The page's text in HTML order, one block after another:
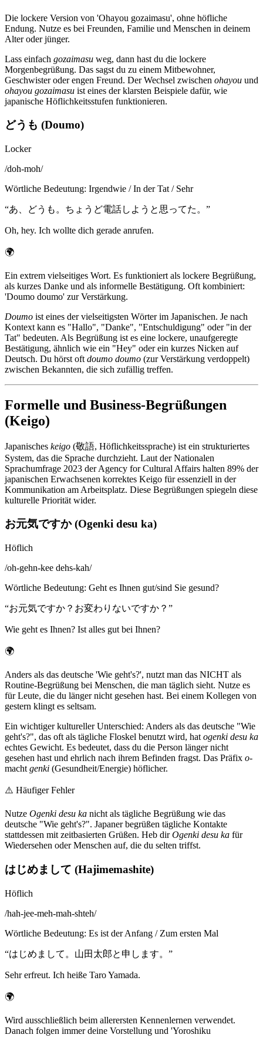
Die lockere Version von 'Ohayou gozaimasu', ohne höfliche
Endung. Nutze es bei Freunden, Familie und Menschen in deinem
Alter oder jünger.
Lass einfach gozaimasu weg, dann hast du die lockere
Morgenbegrüßung. Das sagst du zu einem Mitbewohner,
Geschwister oder engen Freund. Der Wechsel zwischen ohayou und
ohayou gozaimasu ist eines der klarsten Beispiele dafür, wie
japanische Höflichkeitsstufen funktionieren.
どうも (Doumo)
Locker
/doh-moh/
Wörtliche Bedeutung: Irgendwie / In der Tat / Sehr
“あ、どうも。ちょうど電話しようと思ってた。 ”
Oh, hey. Ich wollte dich gerade anrufen.
🌍
Ein extrem vielseitiges Wort. Es funktioniert als lockere Begrüßung,
als kurzes Danke und als informelle Bestätigung. Oft kombiniert:
'Doumo doumo' zur Verstärkung.
Doumo ist eines der vielseitigsten Wörter im Japanischen. Je nach
Kontext kann es "Hallo", "Danke", "Entschuldigung" oder "in der
Tat" bedeuten. Als Begrüßung ist es eine lockere, unaufgeregte
Bestätigung, ähnlich wie ein "Hey" oder ein kurzes Nicken auf
Deutsch. Du hörst oft doumo doumo (zur Verstärkung verdoppelt)
zwischen Bekannten, die sich zufällig treffen.
Formelle und Business-Begrüßungen
(Keigo)
Japanisches keigo (敬語, Höflichkeitssprache) ist ein strukturiertes
System, das die Sprache durchzieht. Laut der Nationalen
Sprachumfrage 2023 der Agency for Cultural Affairs halten 89% der
japanischen Erwachsenen korrektes Keigo für essenziell in der
Kommunikation am Arbeitsplatz. Diese Begrüßungen spiegeln diese
kulturelle Priorität wider.
お元気ですか (Ogenki desu ka)
Höflich
/oh-gehn-kee dehs-kah/
Wörtliche Bedeutung: Geht es Ihnen gut/sind Sie gesund?
“お元気ですか？お変わりないですか？ ”
Wie geht es Ihnen? Ist alles gut bei Ihnen?
🌍
Anders als das deutsche 'Wie geht's?', nutzt man das NICHT als
Routine-Begrüßung bei Menschen, die man täglich sieht. Nutze es
für Leute, die du länger nicht gesehen hast. Bei einem Kollegen von
gestern klingt es seltsam.
Ein wichtiger kultureller Unterschied: Anders als das deutsche "Wie
geht's?", das oft als tägliche Floskel benutzt wird, hat ogenki desu ka
echtes Gewicht. Es bedeutet, dass du die Person länger nicht
gesehen hast und ehrlich nach ihrem Befinden fragst. Das Präfix o-
macht genki (Gesundheit/Energie) höflicher.
⚠️ Häufiger Fehler
Nutze Ogenki desu ka nicht als tägliche Begrüßung wie das
deutsche "Wie geht's?". Japaner begrüßen tägliche Kontakte
stattdessen mit zeitbasierten Grüßen. Heb dirOgenki desu ka für
Wiedersehen oder Menschen auf, die du selten triffst.
はじめまして (Hajimemashite)
Höflich
/hah-jee-meh-mah-shteh/
Wörtliche Bedeutung: Es ist der Anfang / Zum ersten Mal
“はじめまして。山田太郎と申します。 ”
Sehr erfreut. Ich heiße Taro Yamada.
🌍
Wird ausschließlich beim allerersten Kennenlernen verwendet.
Danach folgen immer deine Vorstellung und 'Yoroshiku